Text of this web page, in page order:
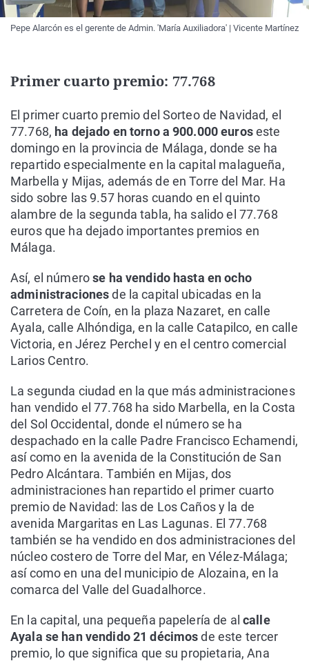
Pepe Alarcón es el gerente de Admin. 'María Auxiliadora' | Vicente Martínez
Primer cuarto premio: 77.768
El primer cuarto premio del Sorteo de Navidad, el
77.768, ha dejado en torno a 900.000 euroseste
domingo en la provincia de Málaga, donde se ha
repartido especialmente en la capital malagueña,
Marbella y Mijas, además de en Torre del Mar. Ha
sido sobre las 9.57 horas cuando en el quinto
alambre de la segunda tabla, ha salido el 77.768
euros que ha dejado importantes premios en
Málaga.
Así, el númerose ha vendido hasta en ocho
administracionesde la capital ubicadas en la
Carretera de Coín, en la plaza Nazaret, en calle
Ayala, calle Alhóndiga, en la calle Catapilco, en calle
Victoria, en Jérez Perchel y en el centro comercial
Larios Centro.
La segunda ciudad en la que más administraciones
han vendido el 77.768 ha sido Marbella, en la Costa
del Sol Occidental, donde el número se ha
despachado en la calle Padre Francisco Echamendi,
así como en la avenida de la Constitución de San
Pedro Alcántara. También en Mijas, dos
administraciones han repartido el primer cuarto
premio de Navidad: las de Los Caños y la de
avenida Margaritas en Las Lagunas. El 77.768
también se ha vendido en dos administraciones del
núcleo costero de Torre del Mar, en Vélez-Málaga;
así como en una del municipio de Alozaina, en la
comarca del Valle del Guadalhorce.
En la capital, una pequeña papelería de alcalle
Ayala se han vendido 21 décimosde este tercer
premio, lo que significa que su propietaria, Ana